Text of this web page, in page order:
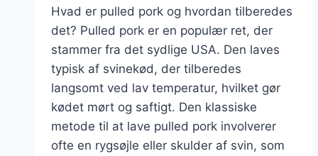
Hvad er pulled pork og hvordan tilberedes
det? Pulled pork er en populær ret, der
stammer fra det sydlige USA. Den laves
typisk af svinekød, der tilberedes
langsomt ved lav temperatur, hvilket gør
kødet mørt og saftigt. Den klassiske
metode til at lave pulled pork involverer
ofte en rygsøjle eller skulder af svin, som